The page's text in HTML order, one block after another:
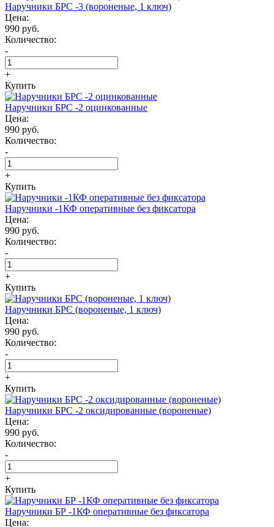
Наручники БРС -3 (вороненые, 1 ключ)
Цена:
990 руб.
Количество:
-
+
Купить
Наручники БРС -2 оцинкованные
Цена:
990 руб.
Количество:
-
+
Купить
Наручники -1КФ оперативные без фиксатора
Цена:
990 руб.
Количество:
-
+
Купить
Наручники БРС (вороненые, 1 ключ)
Цена:
990 руб.
Количество:
-
+
Купить
Наручники БРС -2 оксидированные (вороненые)
Цена:
990 руб.
Количество:
-
+
Купить
Наручники БР -1КФ оперативные без фиксатора
Цена: